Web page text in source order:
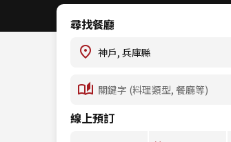
尋找餐廳
線上預訂